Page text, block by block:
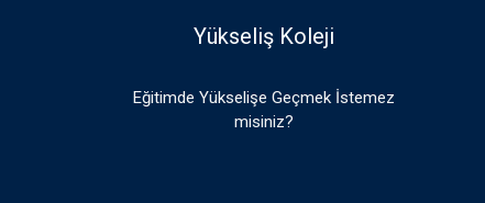
Yükseliş Koleji
Eğitimde Yükselişe Geçmek İstemez
misiniz?